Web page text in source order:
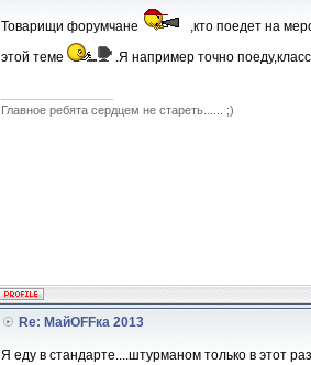
Товарищи форумчане
,кто поедет на
этой теме
.Я например точно
Главное ребята сердцем не стареть...... ;)
Re: МайOFFка 2013
Я еду в стандарте....штурманом только в этот